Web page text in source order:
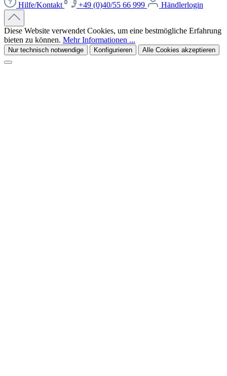
Hilfe/Kontakt
+49 (0)40/55 66 999 Händlerlogin
Diese Website verwendet Cookies, um eine bestmögliche Erfahrung
bieten zu können. Mehr Informationen ...
Nur technisch notwendige Konfigurieren Alle Cookies akzeptieren